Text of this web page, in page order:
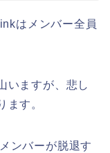
はメンバー全員
いますが、悲し
ます。
ンバーが脱退す